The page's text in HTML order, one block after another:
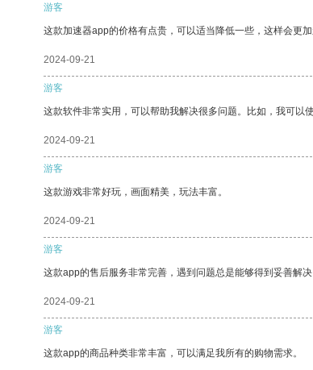
游客
这款加速器app的价格有点贵，可以适当降低一些，这样会更加
2024-09-21
游客
这款软件非常实用，可以帮助我解决很多问题。比如，我可以
2024-09-21
游客
这款游戏非常好玩，画面精美，玩法丰富。
2024-09-21
游客
这款app的售后服务非常完善，遇到问题总是能够得到妥善解决
2024-09-21
游客
这款app的商品种类非常丰富，可以满足我所有的购物需求。